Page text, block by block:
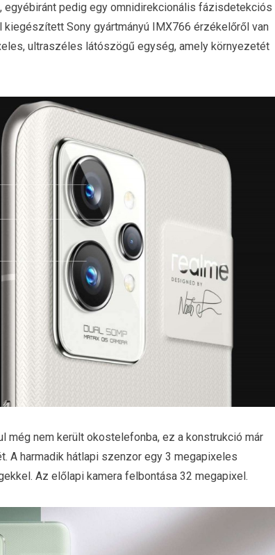
pedig egy omnidirekcionális fázisdetekciós
Sony gyártmányú IMX766 érzékelőről van
ultraszéles látószögű egység, amely környezetét
nem került okostelefonba, ez a konstrukció már
A harmadik hátlapi szenzor egy 3 megapixeles
Az előlapi kamera felbontása 32 megapixel.